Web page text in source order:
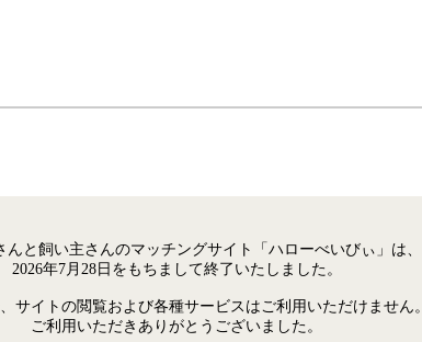
んと飼い主さんのマッチングサイト「ハローべいびぃ」は、
2026年7月28日をもちまして終了いたしました。
サイトの閲覧および各種サービスはご利用いただけません
ご利用いただきありがとうございました。